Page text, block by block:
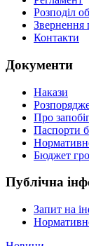
Розподіл
Звернення
Контакти
Документи
Накази
Про
Паспорти
Бюджет
Публічна
Запит на